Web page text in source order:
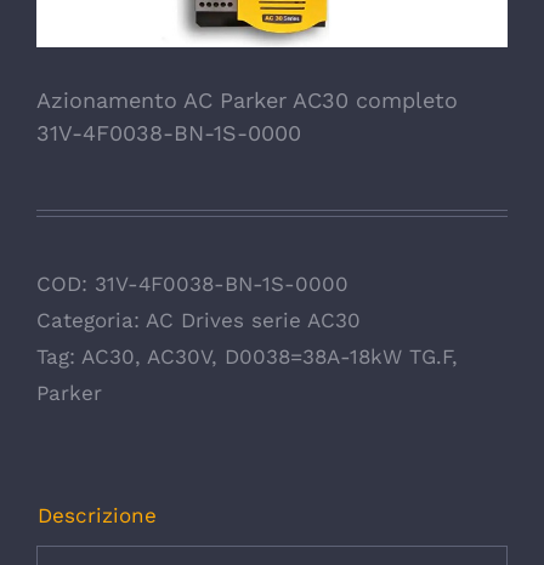
Azionamento AC Parker AC30 completo
31V-4F0038-BN-1S-0000
COD: 31V-4F0038-BN-1S-0000
Categoria: AC Drives serie AC30
Tag: AC30, AC30V, D0038=38A-18kW TG.F,
Parker
Descrizione